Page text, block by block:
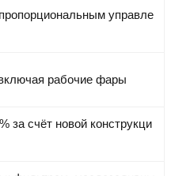
управле
рабочие фары
за счёт новой конструкци